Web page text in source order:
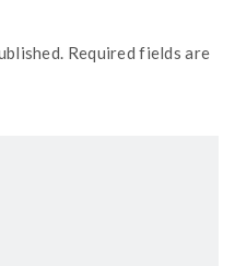
Required fields are